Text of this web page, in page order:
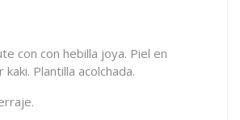
con con hebilla joya. Piel en
Plantilla acolchada.